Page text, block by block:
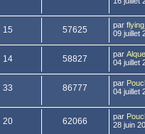
15 57625 par
09 juillet
14 58827 par
04 juillet
33 86777 par
04 juillet
20 62066 par
28 juin